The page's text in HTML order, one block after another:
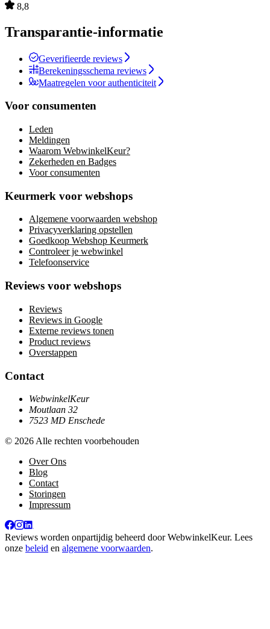
8,8
Transparantie-informatie
Geverifieerde reviews
Berekeningsschema reviews
Maatregelen voor authenticiteit
Voor consumenten
Leden
Meldingen
Waarom WebwinkelKeur?
Zekerheden en Badges
Voor consumenten
Keurmerk voor webshops
Algemene voorwaarden webshop
Privacyverklaring opstellen
Goedkoop Webshop Keurmerk
Controleer je webwinkel
Telefoonservice
Reviews voor webshops
Reviews
Reviews in Google
Externe reviews tonen
Product reviews
Overstappen
Contact
WebwinkelKeur
Moutlaan 32
7523 MD Enschede
© 2026 Alle rechten voorbehouden
Over Ons
Blog
Contact
Storingen
Impressum
Reviews worden onpartijdig beheerd doorWebwinkelKeur. Lees
onze beleid en algemene voorwaarden.